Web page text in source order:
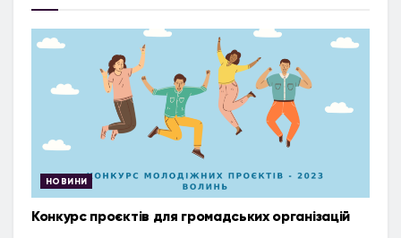
НОВИНИ
Конкурс проєктів для громадських організацій